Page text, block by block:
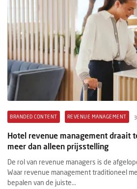
BRANDED CONTENT REVENUE MANAGEMENT
Hotel revenue management draait
meer dan alleen prijsstelling
De rol van revenue managers is de
Waar revenue management traditioneel
bepalen van de juiste...